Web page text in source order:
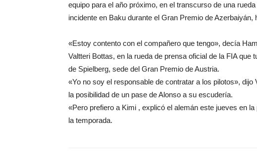
equipo para el año próximo, en el transcurso de una
incidente en Baku durante el Gran Premio de Azerbaiyán,
«Estoy contento con el compañero que tengo», decía
Valtteri Bottas, en la rueda de prensa oficial de la FIA
de Spielberg, sede del Gran Premio de Austria.
«Yo no soy el responsable de contratar a los pilotos»,
la posibilidad de un pase de Alonso a su escudería.
«Pero prefiero a Kimi , explicó el alemán este jueves en
la temporada.